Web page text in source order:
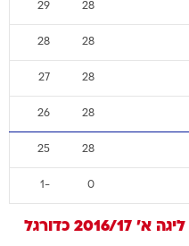
28
29
28
28
28
27
28
26
28
25
0
-1
ליגה א' 2016/17 כדורגל